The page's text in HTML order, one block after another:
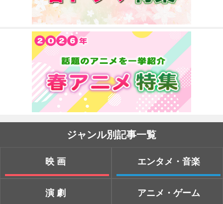
ジャンル別記事一覧
映画
演劇
エンタメ・音楽
アニメ・ゲーム